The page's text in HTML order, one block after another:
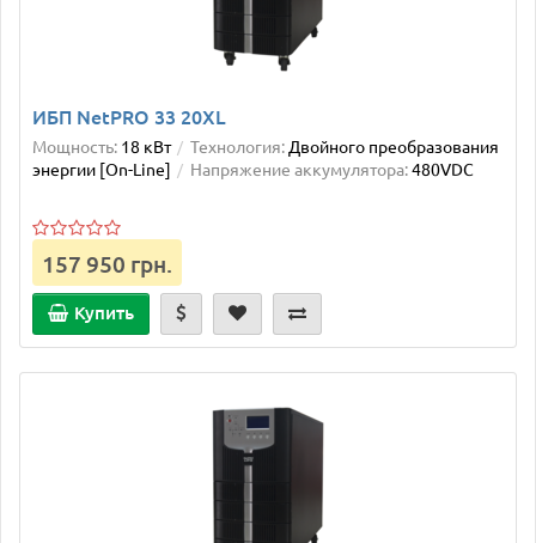
ИБП NetPRO 33 20XL
Мощность: 18 кВт Технология: Двойного преобразования
энергии [On-Line]
Напряжение аккумулятора:480VDC
157 950 грн.
Купить